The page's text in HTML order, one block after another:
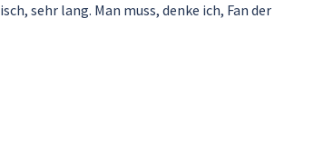
sehr lang. Man muss, denke ich, Fan der